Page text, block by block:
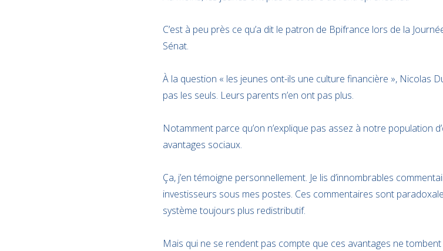
C’est à peu près ce qu’a dit le patron de Bpifrance lors de la
Sénat.
À la question « les jeunes ont-ils une culture financière », Nicolas
pas les seuls. Leurs parents n’en ont pas plus.
Notamment parce qu’on n’explique pas assez à notre population
avantages sociaux.
Ça, j’en témoigne personnellement. Je lis d’innombrables
investisseurs sous mes postes. Ces commentaires sont
système toujours plus redistributif.
Mais qui ne se rendent pas compte que ces avantages ne